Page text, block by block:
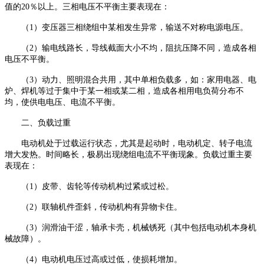
值的20％以上。三相电压不平衡主要表现在：
（1）变压器三相绕组中某相发生异常，输送不对称电源电压。
（2）输电线路长，导线截面大小不均，阻抗压降不同，造成各相
电压不平衡。
（3）动力、照明混合共用，其中单相负载多，如：家用电器、电
炉、焊机等过于集中于某一相或某二相，造成各相用电负荷分布不
均，使供电电压、电流不平衡。
二、负载过重
电动机处于过载运行状态，尤其是起动时，电动机定、转子电流
增大发热。时间略长，极易出现绕组电流不平衡现象。负载过重主要
表现在：
（1）皮带、齿轮等传动机构过紧或过松。
（2）联轴机件歪斜，传动机构有异物卡住。
（3）润滑油干涩，轴承卡壳，机械锈死（其中包括电动机本身机
械故障）。
（4）电动机电压过高或过低，使损耗增加。